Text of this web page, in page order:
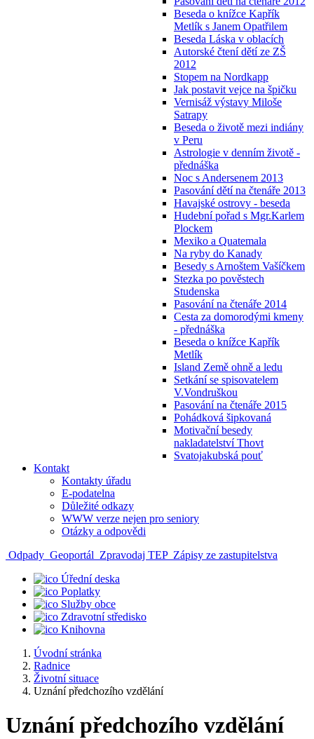
Beseda o knížce Kapřík
Metlík s Janem Opatřilem
Beseda Láska v oblacích
Autorské čtení dětí ze ZŠ
2012
Stopem na Nordkapp
Jak postavit vejce na špičku
Vernisáž výstavy Miloše
Satrapy
Beseda o životě mezi indiány
v Peru
Astrologie v denním životě -
přednáška
Noc s Andersenem 2013
Pasování dětí na čtenáře 2013
Havajské ostrovy - beseda
Hudební pořad s Mgr.Karlem
Plockem
Mexiko a Quatemala
Na ryby do Kanady
Besedy s Arnoštem Vašíčkem
Stezka po pověstech
Studenska
Pasování na čtenáře 2014
Cesta za domorodými kmeny
- přednáška
Beseda o knížce Kapřík
Metlík
Island Země ohně a ledu
Setkání se spisovatelem
V.Vondruškou
Pasování na čtenáře 2015
Pohádková šipkovaná
Motivační besedy
nakladatelství Thovt
Svatojakubská pouť
Kontakt
Kontakty úřadu
E-podatelna
Důležité odkazy
WWW verze nejen pro seniory
Otázky a odpovědi
Odpady Geoportál Zpravodaj TEP Zápisy ze zastupitelstva
Úřední deska
Poplatky
Služby obce
Zdravotní středisko
Knihovna
Úvodní stránka
Radnice
Životní situace
Uznání předchozího vzdělání
Uznání předchozího vzdělání